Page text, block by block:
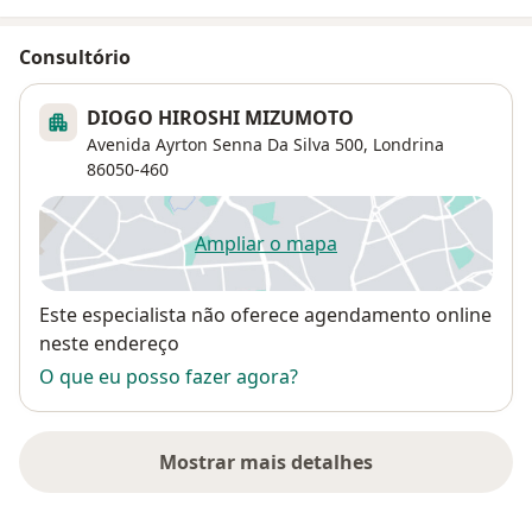
Consultório
DIOGO HIROSHI MIZUMOTO
Avenida Ayrton Senna Da Silva 500, Londrina
86050-460
Ampliar o mapaabre num novo separador
Disponibilidade
Este especialista não oferece agendamento online
neste endereço
O que eu posso fazer agora?
Mostrar mais detalhes
sobre o endereço